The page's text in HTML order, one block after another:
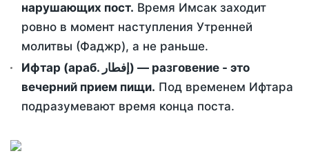
нарушающих пост. Время Имсак заходит
ровно в момент наступления Утренней
молитвы (Фаджр), а не раньше.
Ифтар (араб. إفطار) — разговение - это
вечерний прием пищи. Под временем Ифтара
подразумевают время конца поста.